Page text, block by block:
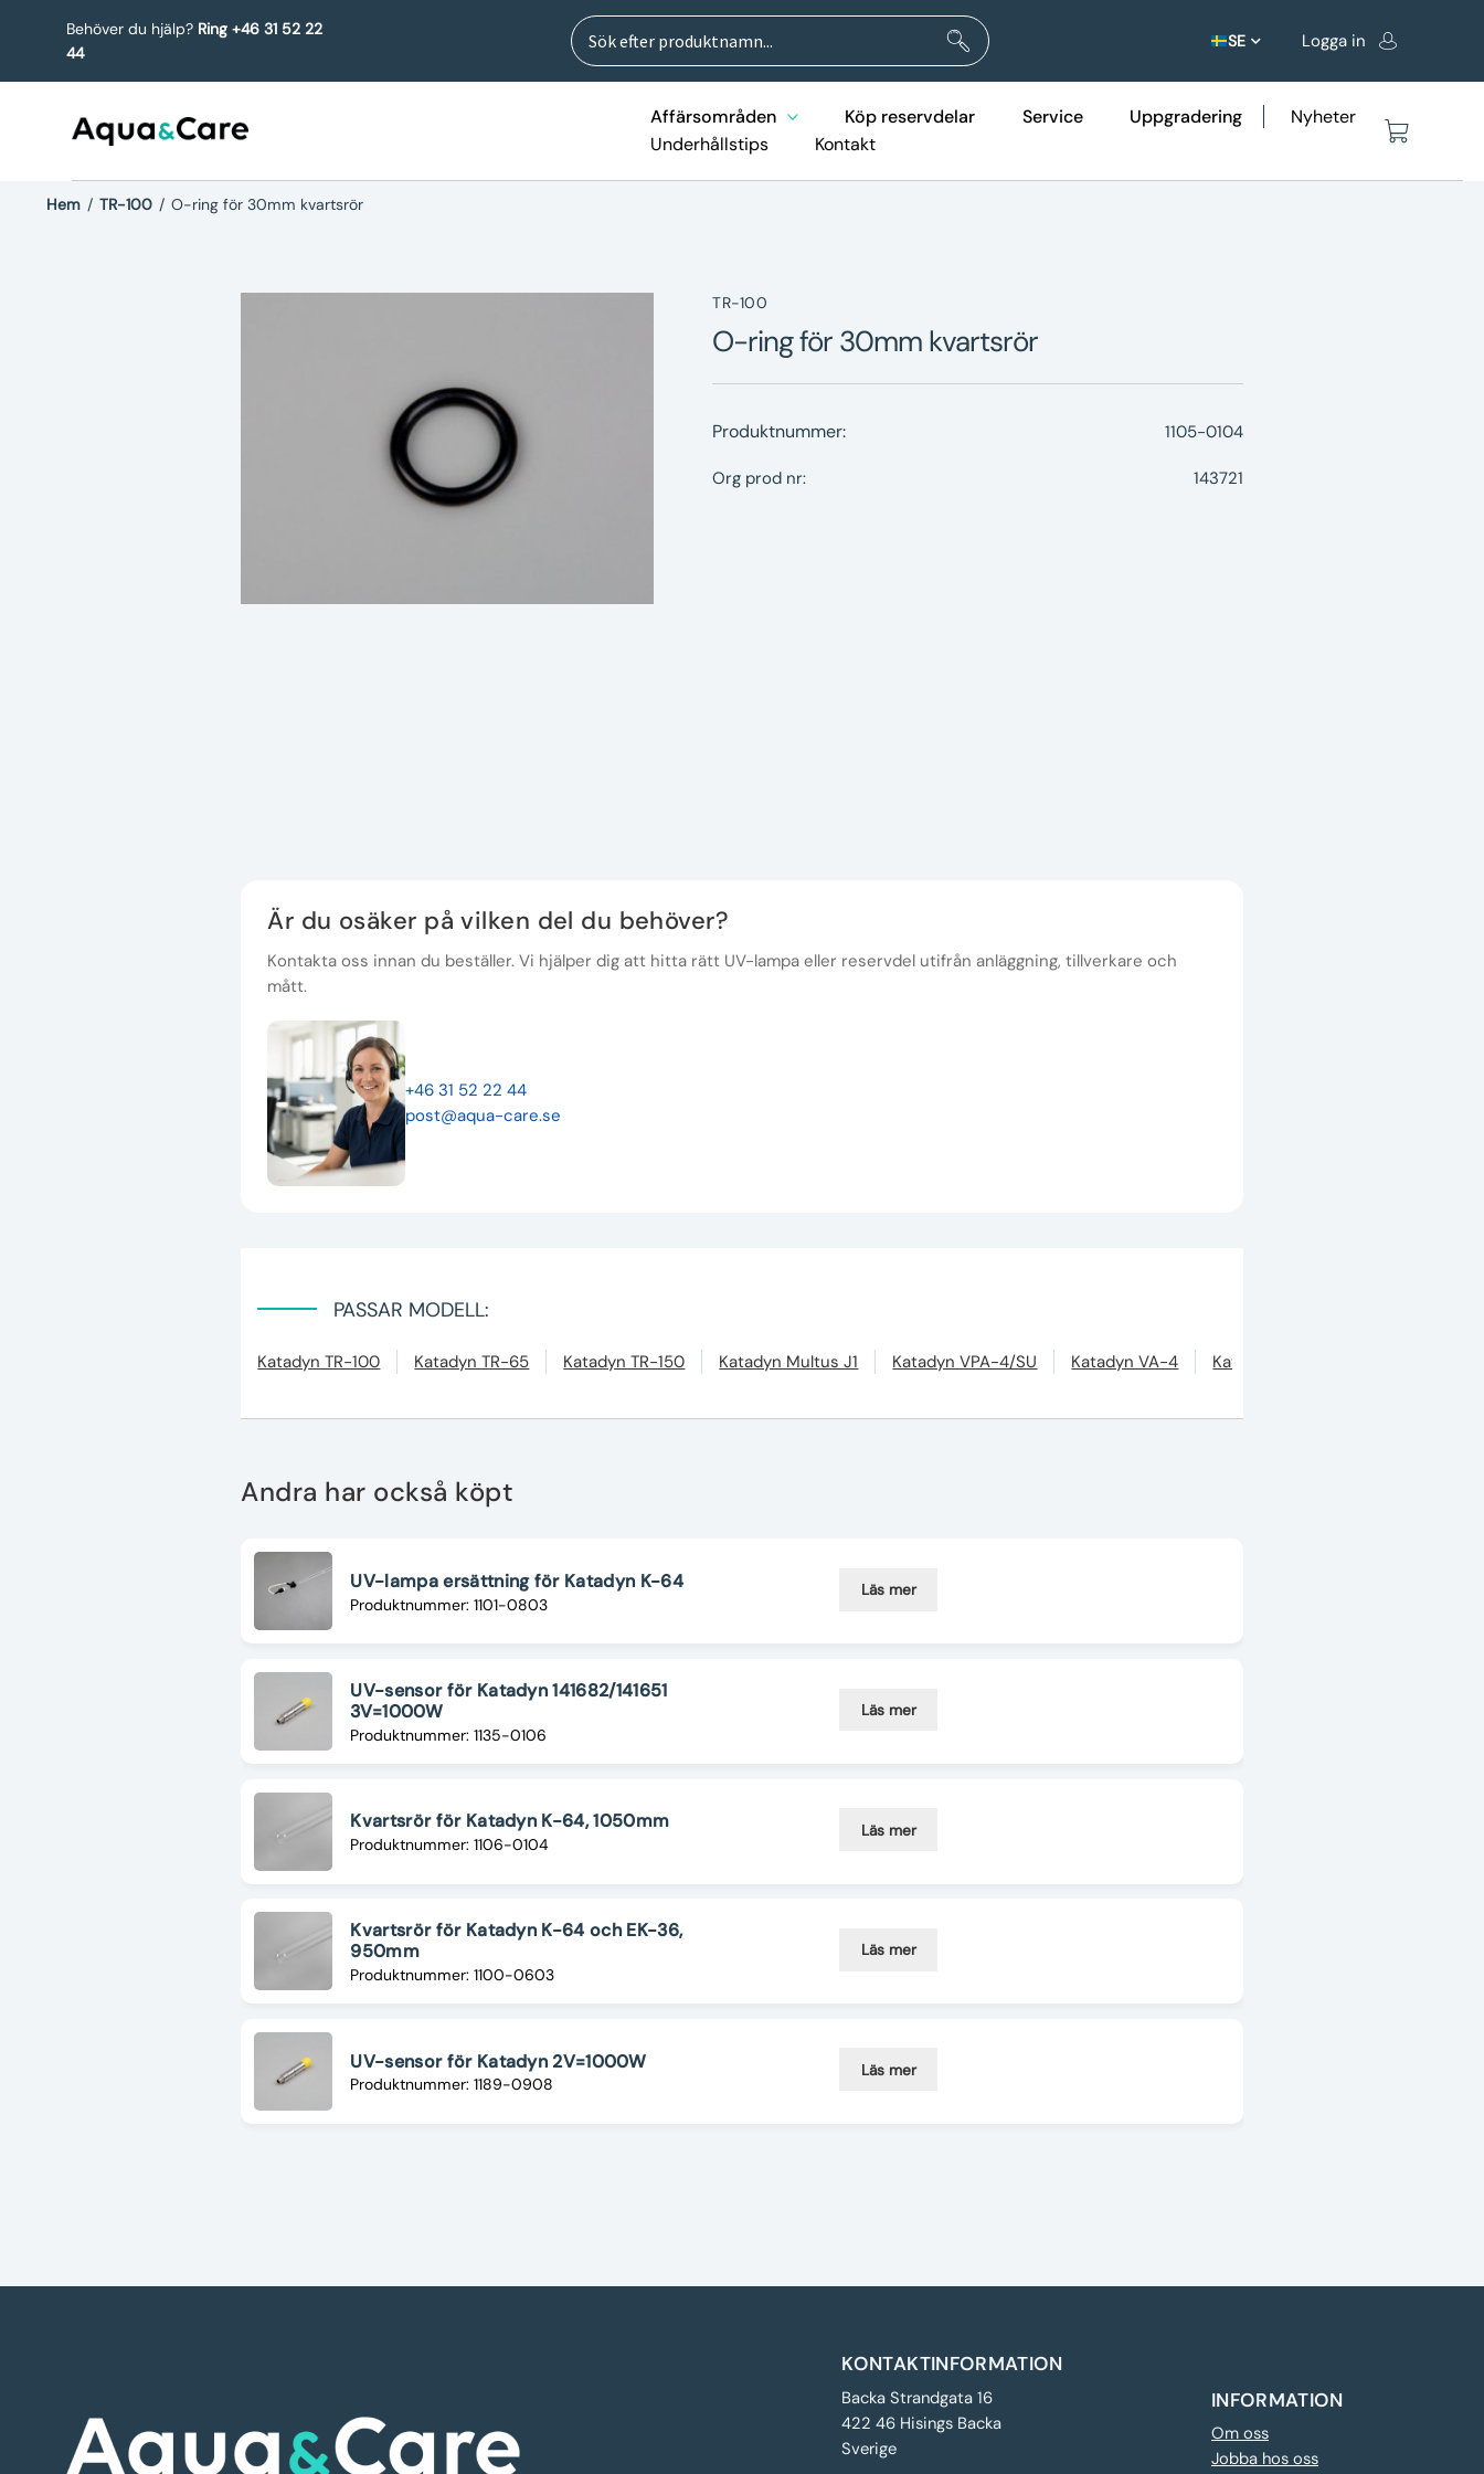
Behöver du hjälp? Ring +46 31 52 22
44
Sök
efter:
Sök
SE Logga in
Affärsområden Köp reservdelar Service Uppgradering
Nyheter
Underhållstips
Kontakt
Hem / TR-100 / O-ring för 30mm kvartsrör
TR-100
O-ring för 30mm kvartsrör
Produktnummer: 1105-0104
Org prod nr: 143721
Är du osäker på vilken del du behöver?
Kontakta oss innan du beställer. Vi hjälper dig att hitta rätt UV-lampa eller reservdel utifrån anläggning, tillverkare och
mått.
+46 31 52 22 44
post@aqua-care.se
PASSAR MODELL:
Katadyn TR-100 Katadyn TR-65 Katadyn TR-150 Katadyn Multus J1 Katadyn VPA-4/SU Katadyn VA-4 Katadyn VA-2-160 (K-64)
Andra har också köpt
UV-lampa ersättning för Katadyn K-64
Produktnummer: 1101-0803
Läs mer
UV-sensor för Katadyn 141682/141651
3V=1000W
Produktnummer: 1135-0106
Läs mer
Kvartsrör för Katadyn K-64, 1050mm
Produktnummer: 1106-0104
Läs mer
Kvartsrör för Katadyn K-64 och EK-36,
950mm
Produktnummer: 1100-0603
Läs mer
UV-sensor för Katadyn 2V=1000W
Produktnummer: 1189-0908
Läs mer
KONTAKTINFORMATION
Backa Strandgata 16
422 46 Hisings Backa
Sverige
INFORMATION
Om oss
Jobba hos oss